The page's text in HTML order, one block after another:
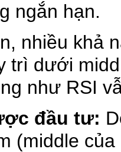
ngắn hạn.
nhiều khả
trì dưới
như RSI
đầu tư:
(middle